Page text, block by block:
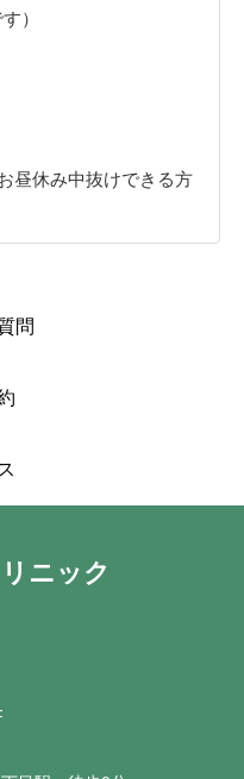
）
昼休み中抜けできる方
問
ニック